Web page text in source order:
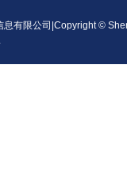
息有限公司|Copyright ©